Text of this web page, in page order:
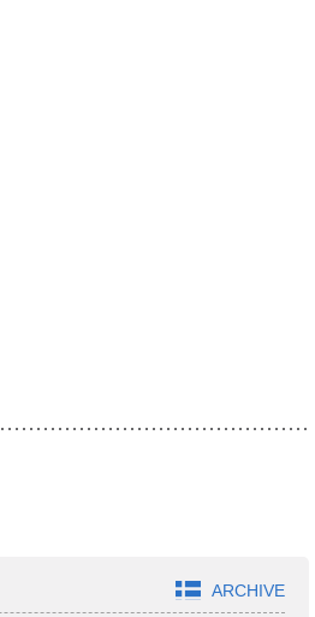
ARCHIVE